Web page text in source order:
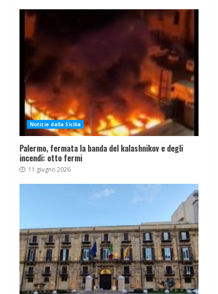
Notizie dalla Sicilia
Palermo, fermata la banda del kalashnikov e degli
incendi: otto fermi
11 giugno 2026